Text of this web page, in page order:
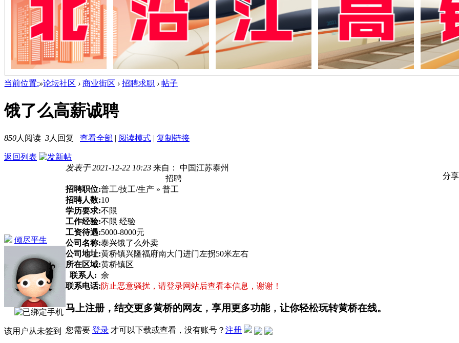
当前位置:»论坛社区 › 商业街区 › 招聘求职 › 帖子
饿了么高薪诚聘
850人阅读 3人回复 查看全部 阅读模式 复制链接
返回列表
倾尽平生
该用户从未签到
发表于 2021-12-22 10:23 来自： 中国江苏泰州
分
招聘
招聘职位:普工/技工/生产 » 普工
招聘人数:10
学历要求:不限
工作经验:不限 经验
工资待遇:5000-8000元
公司名称:泰兴饿了么外卖
公司地址:黄桥镇兴隆福府南大门进门左拐50米左右
所在区域:黄桥镇区
联系人: 余
联系电话: 防止恶意骚扰，请登录网站后查看本信息，谢谢！
马上注册，结交更多黄桥的网友，享用更多功能，让你轻松玩转黄桥在线。
您需要 登录 才可以下载或查看，没有账号？ 注册